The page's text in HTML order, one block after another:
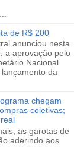
de R$ 200
anunciou nesta
a aprovação pelo
Nacional
da
chegam
coletivas;
as garotas de
aderindo aos